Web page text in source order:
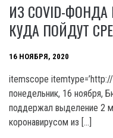
ИЗ COVID-
КУДА ПОЙДУТ
16 НОЯБРЯ, 2020
itemscope
понедельник, 16 ноября,
поддержал выделение 2
коронавирусом из […]